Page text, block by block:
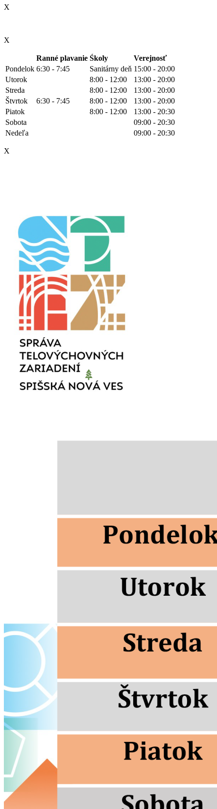
X
X
Ranné plavanie Śkoly
Verejnosť
Pondelok 6:30 - 7:45 Sanitárny deň 15:00 - 20:00
Utorok
8:00 - 12:00
13:00 - 20:00
Streda
8:00 - 12:00
13:00 - 20:00
Štvrtok
6:30 - 7:45 8:00 - 12:00
13:00 - 20:00
Piatok
8:00 - 12:00
13:00 - 20:30
Sobota
09:00 - 20:30
Nedeľa
09:00 - 20:30
X